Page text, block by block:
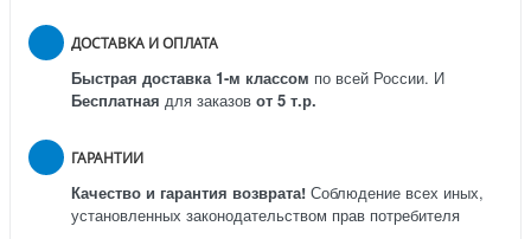
ДОСТАВКА И ОПЛАТА
Быстрая доставка 1-м классом по всей России. И
Бесплатная для заказов от 5 т.р.
ГАРАНТИИ
Качество и гарантия возврата! Соблюдение всех иных,
установленных законодательством прав потребителя